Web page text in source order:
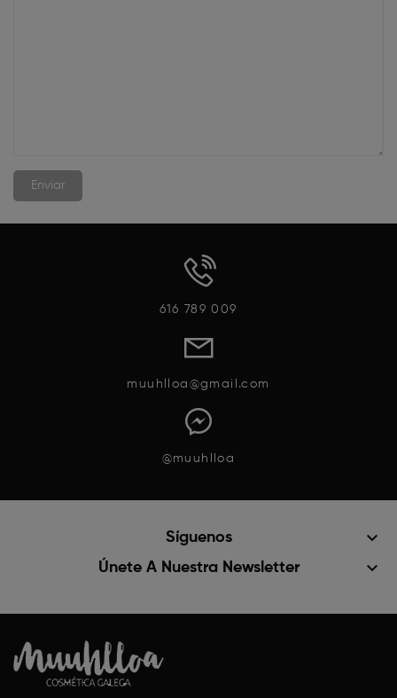
616 789 009
muuhlloa@gmail.com
@muuhlloa
Síguenos keyboard_arrow_down
Únete A Nuestra Newsletter keyboard_arrow_down